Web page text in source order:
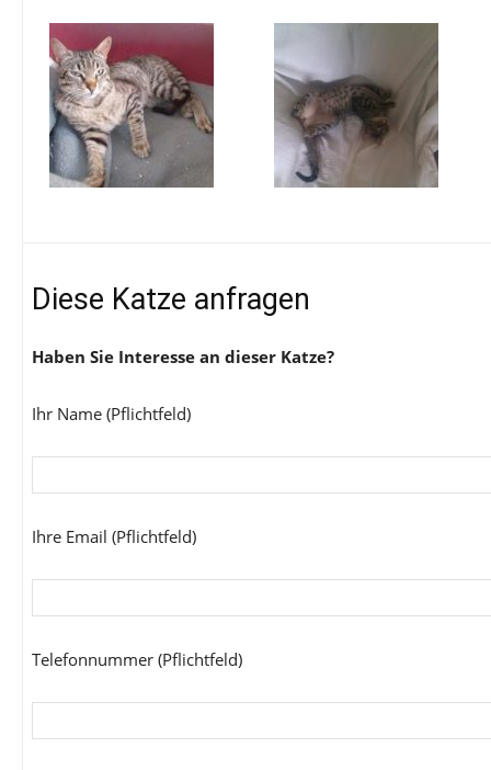
Diese Katze anfragen
Haben Sie Interesse an dieser Katze?
Ihr Name (Pflichtfeld)
Ihre Email (Pflichtfeld)
Telefonnummer (Pflichtfeld)